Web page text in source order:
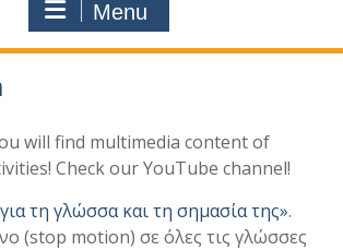
Menu
will find multimedia content of
Check our YouTube channel!
τη γλώσσα και τη σημασία της».
(stop motion) σε όλες τις γλώσσες